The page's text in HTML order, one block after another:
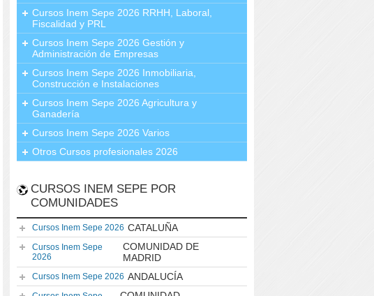
Cursos Inem Sepe 2026 RRHH, Laboral,
Fiscalidad y PRL
Cursos Inem Sepe 2026 Gestión y
Administración de Empresas
Cursos Inem Sepe 2026 Inmobiliaria,
Construcción e Instalaciones
Cursos Inem Sepe 2026 Agricultura y
Ganadería
Cursos Inem Sepe 2026 Varios
Otros Cursos profesionales 2026
CURSOS INEM SEPE POR
COMUNIDADES
Cursos Inem Sepe 2026 CATALUÑA
Cursos Inem Sepe
2026
COMUNIDAD DE
MADRID
Cursos Inem Sepe 2026 ANDALUCÍA